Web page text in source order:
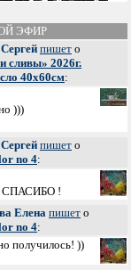
ЭФИР
пишет о
сливы» 2026г.
40х60см:
)))
пишет о
no 4:
СПАСИБО !
Еленапишет о
no 4:
получилось! ))